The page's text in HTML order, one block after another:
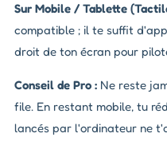
Sur Mobile / Tablette
compatible ; il te suffit
droit de ton écran pour
Conseil de Pro : Ne reste
file. En restant mobile, tu
lancés par l'ordinateur ne